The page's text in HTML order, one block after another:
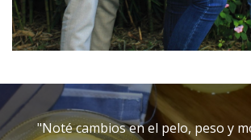
"Noté cambios en el pelo, peso y